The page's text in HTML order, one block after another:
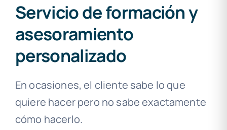
Servicio de formación y
asesoramiento
personalizado
En ocasiones, el cliente sabe lo que
quiere hacer pero no sabe exactamente
cómo hacerlo.